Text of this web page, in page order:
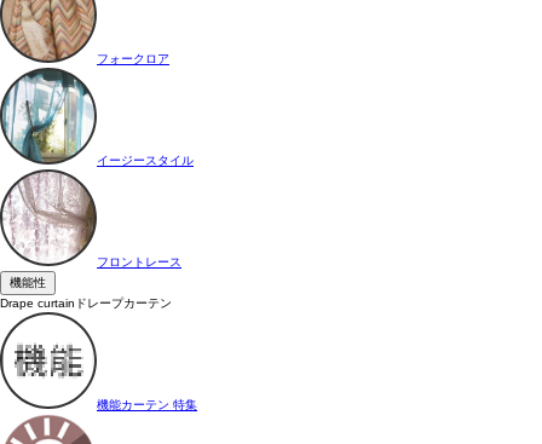
フォークロア
イージースタイル
フロントレース
機能性
Drape curtain ドレープカーテン
機能カーテン 特集